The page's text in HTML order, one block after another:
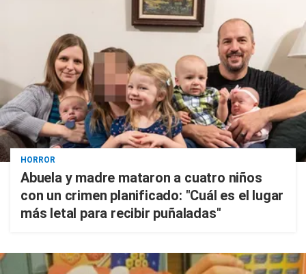
HORROR
Abuela y madre mataron a cuatro niños
con un crimen planificado: "Cuál es el lugar
más letal para recibir puñaladas"